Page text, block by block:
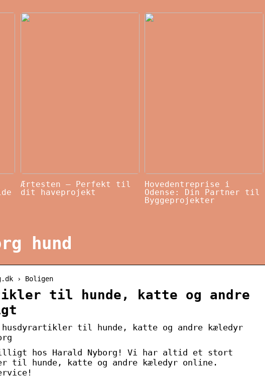
Ærtesten – Perfekt til
dit haveprojekt
Hovedentreprise i
Odense: Din Partner til
Byggeprojekter
hund
› Boligen
til hunde, katte og andre
husdyrartikler til hunde, katte og andre kæledyr
hos Harald Nyborg! Vi har altid et stort
til hunde, katte og andre kæledyr online.